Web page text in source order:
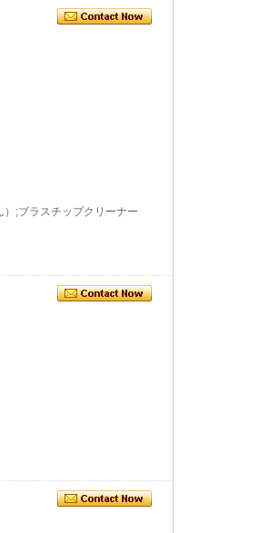
;ブラスチップクリーナー